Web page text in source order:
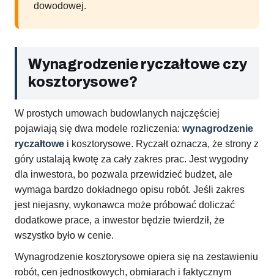
dowodowej.
Wynagrodzenie ryczałtowe czy
kosztorysowe?
W prostych umowach budowlanych najczęściej
pojawiają się dwa modele rozliczenia: wynagrodzenie
ryczałtowe i kosztorysowe. Ryczałt oznacza, że strony z
góry ustalają kwotę za cały zakres prac. Jest wygodny
dla inwestora, bo pozwala przewidzieć budżet, ale
wymaga bardzo dokładnego opisu robót. Jeśli zakres
jest niejasny, wykonawca może próbować doliczać
dodatkowe prace, a inwestor będzie twierdził, że
wszystko było w cenie.
Wynagrodzenie kosztorysowe opiera się na zestawieniu
robót, cen jednostkowych, obmiarach i faktycznym